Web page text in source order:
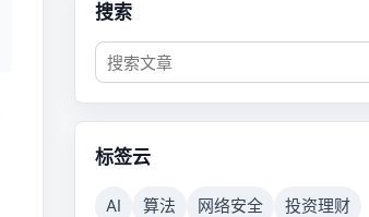
搜索
标签云
AI 算法 网络安全
投资理财